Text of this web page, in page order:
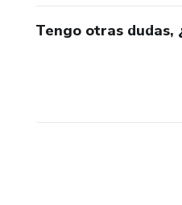
Tengo otras dudas,